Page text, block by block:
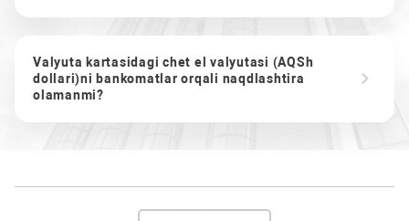
Valyuta kartasidagi chet el valyutasi (AQSh
dollari)ni bankomatlar orqali naqdlashtira
olamanmi?